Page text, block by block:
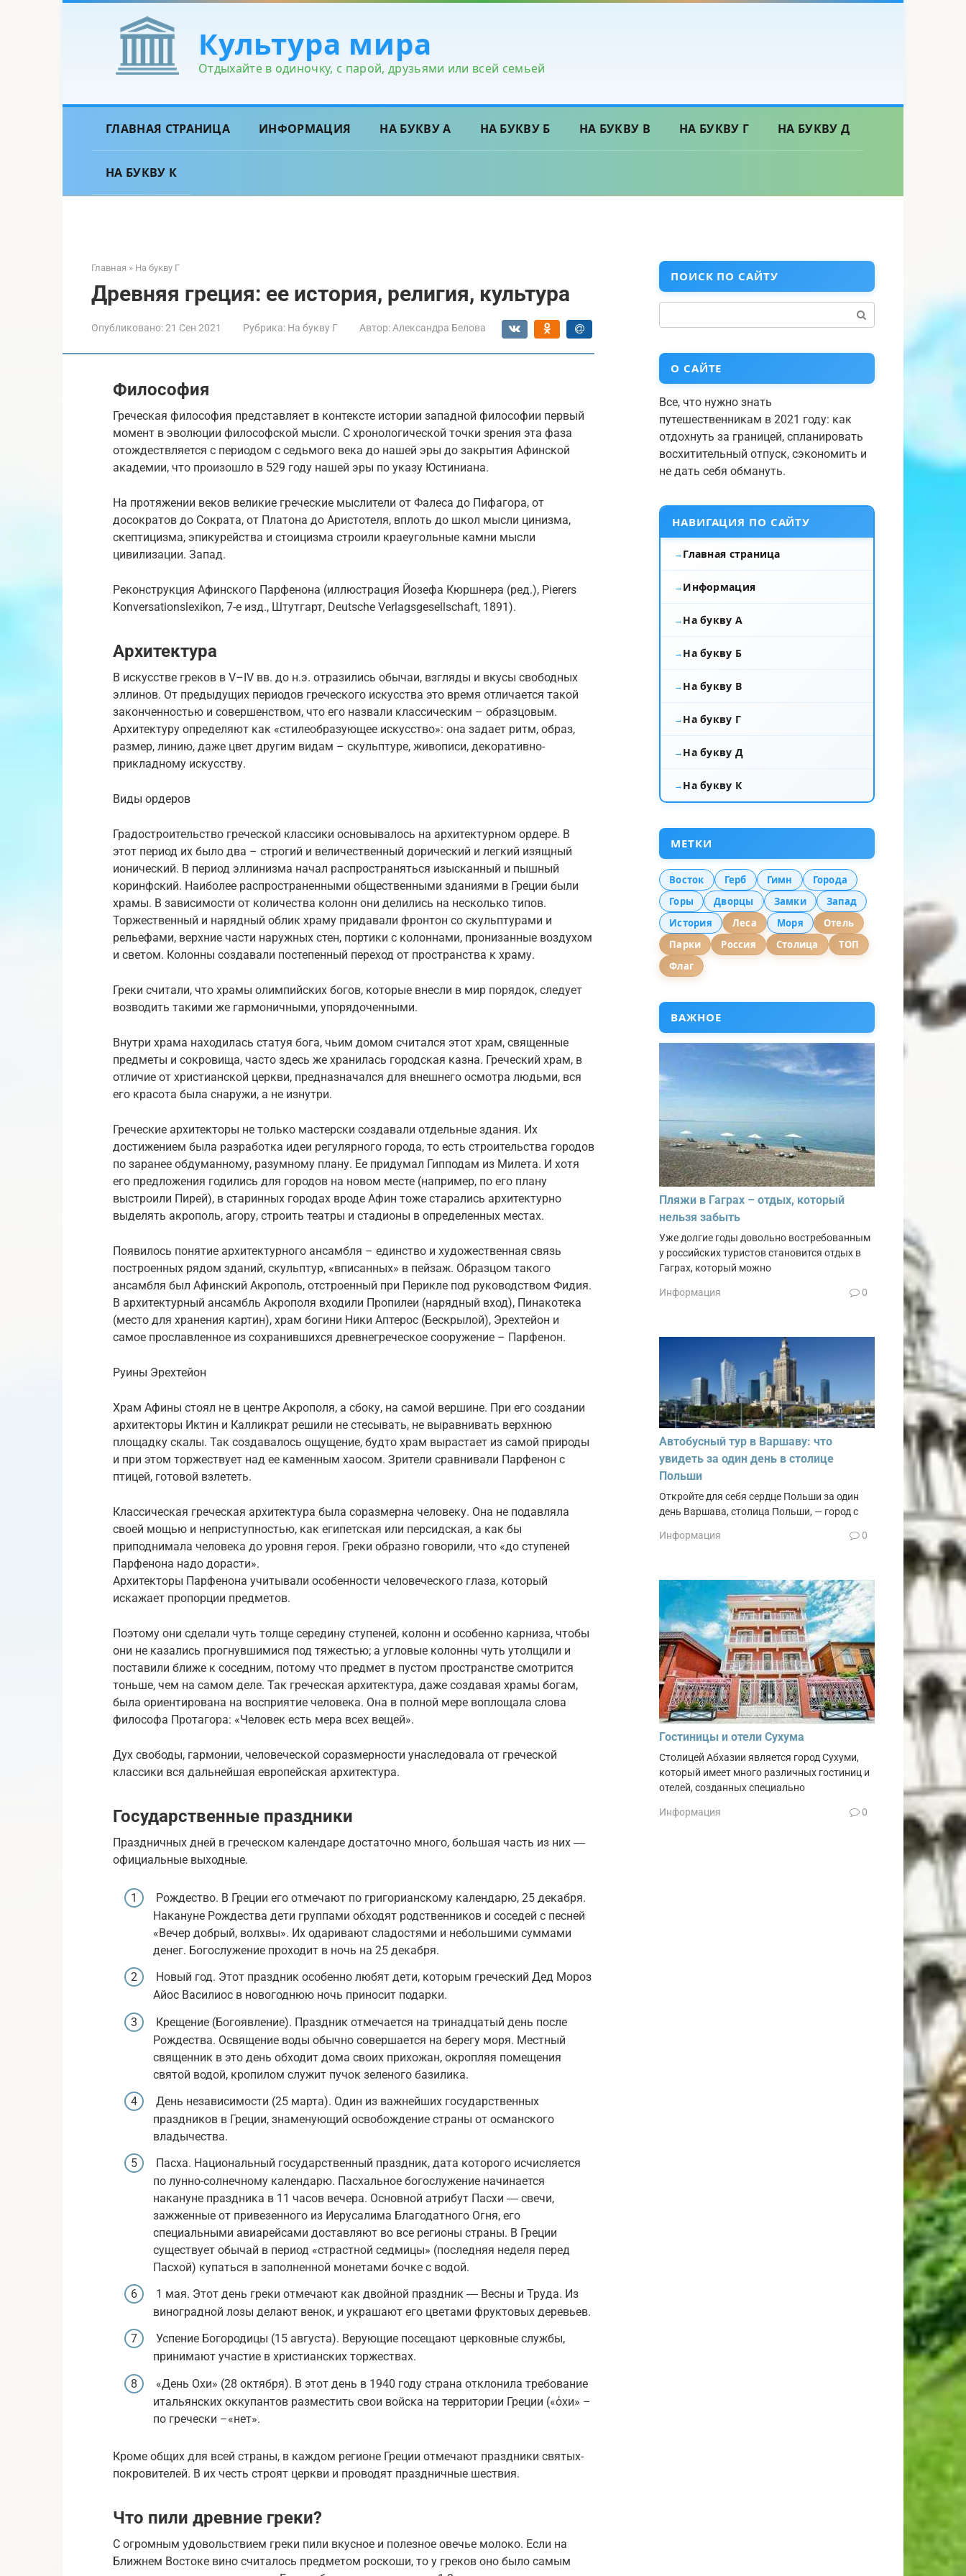
Культура мира
Отдыхайте в одиночку, с парой, друзьями или всей семьей
ГЛАВНАЯ СТРАНИЦА ИНФОРМАЦИЯ НА БУКВУ А НА БУКВУ Б НА БУКВУ В НА БУКВУ Г НА БУКВУ Д
НА БУКВУ К
Главная » На букву Г
Древняя греция: ее история, религия, культура
Опубликовано:21 Сен 2021 Рубрика: На букву Г Автор: Александра Белова
Философия
Греческая философия представляет в контексте истории западной философии первый
момент в эволюции философской мысли. С хронологической точки зрения эта фаза
отождествляется с периодом с седьмого века до нашей эры до закрытия Афинской
академии, что произошло в 529 году нашей эры по указу Юстиниана.
На протяжении веков великие греческие мыслители от Фалеса до Пифагора, от
досократов до Сократа, от Платона до Аристотеля, вплоть до школ мысли цинизма,
скептицизма, эпикурейства и стоицизма строили краеугольные камни мысли
цивилизации. Запад.
Реконструкция Афинского Парфенона (иллюстрация Йозефа Кюршнера (ред.), Pierers
Konversationslexikon, 7-е изд., Штутгарт, Deutsche Verlagsgesellschaft, 1891).
Архитектура
В искусстве греков в V–IV вв. до н.э. отразились обычаи, взгляды и вкусы свободных
эллинов. От предыдущих периодов греческого искусства это время отличается такой
законченностью и совершенством, что его назвали классическим – образцовым.
Архитектуру определяют как «стилеобразующее искусство»: она задает ритм, образ,
размер, линию, даже цвет другим видам – скульптуре, живописи, декоративно-
прикладному искусству.
Виды ордеров
Градостроительство греческой классики основывалось на архитектурном ордере. В
этот период их было два – строгий и величественный дорический и легкий изящный
ионический. В период эллинизма начал распространяться изысканный и пышный
коринфский. Наиболее распространенными общественными зданиями в Греции были
храмы. В зависимости от количества колонн они делились на несколько типов.
Торжественный и нарядный облик храму придавали фронтон со скульптурами и
рельефами, верхние части наружных стен, портики с колоннами, пронизанные воздухом
и светом. Колонны создавали постепенный переход от пространства к храму.
Греки считали, что храмы олимпийских богов, которые внесли в мир порядок, следует
возводить такими же гармоничными, упорядоченными.
Внутри храма находилась статуя бога, чьим домом считался этот храм, священные
предметы и сокровища, часто здесь же хранилась городская казна. Греческий храм, в
отличие от христианской церкви, предназначался для внешнего осмотра людьми, вся
его красота была снаружи, а не изнутри.
Греческие архитекторы не только мастерски создавали отдельные здания. Их
достижением была разработка идеи регулярного города, то есть строительства городов
по заранее обдуманному, разумному плану. Ее придумал Гипподам из Милета. И хотя
его предложения годились для городов на новом месте (например, по его плану
выстроили Пирей), в старинных городах вроде Афин тоже старались архитектурно
выделять акрополь, агору, строить театры и стадионы в определенных местах.
Появилось понятие архитектурного ансамбля – единство и художественная связь
построенных рядом зданий, скульптур, «вписанных» в пейзаж. Образцом такого
ансамбля был Афинский Акрополь, отстроенный при Перикле под руководством Фидия.
В архитектурный ансамбль Акрополя входили Пропилеи (нарядный вход), Пинакотека
(место для хранения картин), храм богини Ники Аптерос (Бескрылой), Эрехтейон и
самое прославленное из сохранившихся древнегреческое сооружение – Парфенон.
Руины Эрехтейон
Храм Афины стоял не в центре Акрополя, а сбоку, на самой вершине. При его создании
архитекторы Иктин и Калликрат решили не стесывать, не выравнивать верхнюю
площадку скалы. Так создавалось ощущение, будто храм вырастает из самой природы
и при этом торжествует над ее каменным хаосом. Зрители сравнивали Парфенон с
птицей, готовой взлететь.
Классическая греческая архитектура была соразмерна человеку. Она не подавляла
своей мощью и неприступностью, как египетская или персидская, а как бы
приподнимала человека до уровня героя. Греки образно говорили, что «до ступеней
Парфенона надо дорасти».
Архитекторы Парфенона учитывали особенности человеческого глаза, который
искажает пропорции предметов.
Поэтому они сделали чуть толще середину ступеней, колонн и особенно карниза, чтобы
они не казались прогнувшимися под тяжестью; а угловые колонны чуть утолщили и
поставили ближе к соседним, потому что предмет в пустом пространстве смотрится
тоньше, чем на самом деле. Так греческая архитектура, даже создавая храмы богам,
была ориентирована на восприятие человека. Она в полной мере воплощала слова
философа Протагора: «Человек есть мера всех вещей».
Дух свободы, гармонии, человеческой соразмерности унаследовала от греческой
классики вся дальнейшая европейская архитектура.
Государственные праздники
Праздничных дней в греческом календаре достаточно много, большая часть из них ―
официальные выходные.
Рождество. В Греции его отмечают по григорианскому календарю, 25 декабря.
Накануне Рождества дети группами обходят родственников и соседей с песней
«Вечер добрый, волхвы». Их одаривают сладостями и небольшими суммами
денег. Богослужение проходит в ночь на 25 декабря.
Новый год. Этот праздник особенно любят дети, которым греческий Дед Мороз
Айос Василиос в новогоднюю ночь приносит подарки.
Крещение (Богоявление). Праздник отмечается на тринадцатый день после
Рождества. Освящение воды обычно совершается на берегу моря. Местный
священник в это день обходит дома своих прихожан, окропляя помещения
святой водой, кропилом служит пучок зеленого базилика.
День независимости (25 марта). Один из важнейших государственных
праздников в Греции, знаменующий освобождение страны от османского
владычества.
Пасха. Национальный государственный праздник, дата которого исчисляется
по лунно-солнечному календарю. Пасхальное богослужение начинается
накануне праздника в 11 часов вечера. Основной атрибут Пасхи ― свечи,
зажженные от привезенного из Иерусалима Благодатного Огня, его
специальными авиарейсами доставляют во все регионы страны. В Греции
существует обычай в период «страстной седмицы» (последняя неделя перед
Пасхой) купаться в заполненной монетами бочке с водой.
1 мая. Этот день греки отмечают как двойной праздник ― Весны и Труда. Из
виноградной лозы делают венок, и украшают его цветами фруктовых деревьев.
Успение Богородицы (15 августа). Верующие посещают церковные службы,
принимают участие в христианских торжествах.
«День Охи» (28 октября). В этот день в 1940 году страна отклонила требование
итальянских оккупантов разместить свои войска на территории Греции («όхи» –
по гречески –«нет».
Кроме общих для всей страны, в каждом регионе Греции отмечают праздники святых-
покровителей. В их честь строят церкви и проводят праздничные шествия.
Что пили древние греки?
С огромным удовольствием греки пили вкусное и полезное овечье молоко. Если на
Ближнем Востоке вино считалось предметом роскоши, то у греков оно было самым
ПОИСК ПО САЙТУ
О САЙТЕ
Все, что нужно знать
путешественникам в 2021 году: как
отдохнуть за границей, спланировать
восхитительный отпуск, сэкономить и
не дать себя обмануть.
НАВИГАЦИЯ ПО САЙТУ
Главная страница
Информация
На букву А
На букву Б
На букву В
На букву Г
На букву Д
На букву К
МЕТКИ
Восток Герб Гимн
Города
Горы
Дворцы Замки
Запад
История
Леса Моря
Отель
Парки
Россия Столица
ТОП
Флаг
ВАЖНОЕ
Пляжи в Гаграх – отдых, который
нельзя забыть
Уже долгие годы довольно востребованным
у российских туристов становится отдых в
Гаграх, который можно
Информация 0
Автобусный тур в Варшаву: что
увидеть за один день в столице
Польши
Откройте для себя сердце Польши за один
день Варшава, столица Польши, — город с
Информация 0
Гостиницы и отели Сухума
Столицей Абхазии является город Сухуми,
который имеет много различных гостиниц и
отелей, созданных специально
Информация 0